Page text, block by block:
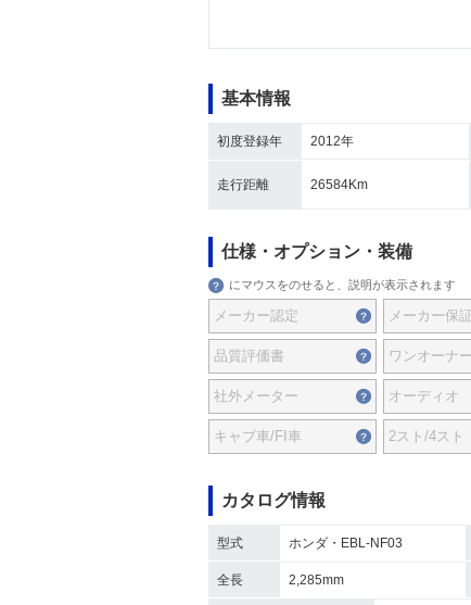
基本情報
初度登録年 2012年
走行距離 26584Km
仕様・オプション・装備
にマウスをのせると、説明が表示されます
メーカー認定 メーカー保証
品質評価書 ワンオーナー
社外メーター オーディオ
キャブ車/FI車 2スト/4スト
カタログ情報
型式 ホンダ・EBL-NF03
全長 2,285mm